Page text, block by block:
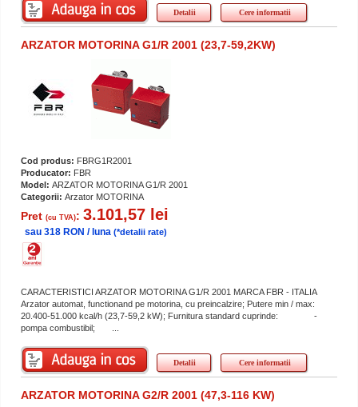
Detalii Cere informatii
ARZATOR MOTORINA G1/R 2001 (23,7-59,2KW)
Cod produs: FBRG1R2001
Producator: FBR
Model: ARZATOR MOTORINA G1/R 2001
Categorii: Arzator MOTORINA
Pret (cu TVA): 3.101,57 lei
sau 318 RON / luna (*detalii rate)
CARACTERISTICI ARZATOR MOTORINA G1/R 2001 MARCA FBR - ITALIA
Arzator automat, functionand pe motorina, cu preincalzire; Putere min / max:
20.400-51.000 kcal/h (23,7-59,2 kW); Furnitura standard cuprinde: -
pompa combustibil; ...
Detalii Cere informatii
ARZATOR MOTORINA G2/R 2001 (47,3-116 KW)